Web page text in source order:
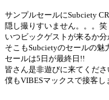
サンプルセールにSubciety
隠し撮りすいません。。。笑
いつビックゲストが来るか
そこもSubcietyのセールの魅
セールは5日が最終日!!
皆さん是非遊びに来てくださ
僕もVIBESマックスで接客し